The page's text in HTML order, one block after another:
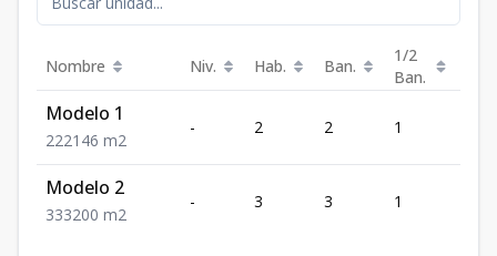
Nombre Niv. Hab. Ban.
1/2
Ban.
Modelo 1
222146 m2
- 2 2 1
Modelo 2
333200 m2
- 3 3 1